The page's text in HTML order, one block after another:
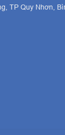
TP Quy Nhơn,